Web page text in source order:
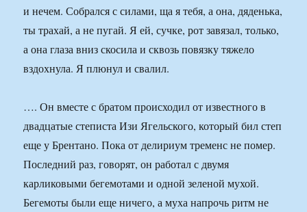
и нечем. Собрался с силами, ща я тебя, а она, дяденька,
ты трахай, а не пугай. Я ей, сучке, рот завязал, только,
а она глаза вниз скосила и сквозь повязку тяжело
вздохнула. Я плюнул и свалил.
…. Он вместе с братом происходил от известного в
двадцатые степиста Изи Ягельского, который бил степ
еще у Брентано. Пока от делириум тременс не помер.
Последний раз, говорят, он работал с двумя
карликовыми бегемотами и одной зеленой мухой.
Бегемоты были еще ничего, а муха напрочь ритм не